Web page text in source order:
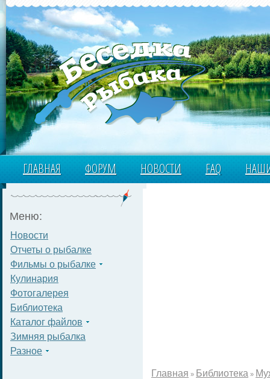
ГЛАВНАЯ ФОРУМ НОВОСТИ FAQ
Меню:
Новости
Отчеты о рыбалке
Фильмы о рыбалке
Кулинария
Фотогалерея
Библиотека
Каталог файлов
Зимняя рыбалка
Разное
Главная » Библиотека »